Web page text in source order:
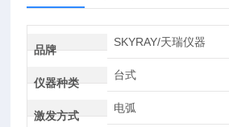
品牌
SKYRAY/天瑞仪器
仪器种类
台式
激发方式
电弧